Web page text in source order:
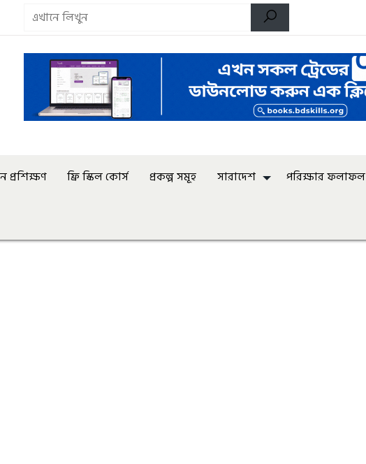
প্রশিক্ষণ ফ্রি স্কিল কোর্স প্রকল্প সমূহ সারাদেশ পরিক্ষার ফলাফল